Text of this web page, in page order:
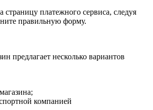
страницу платежного сервиса, следуя
правильную форму.
предлагает несколько вариантов
компанией